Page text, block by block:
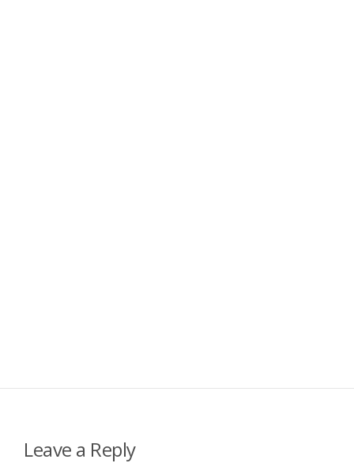
Leave a Reply